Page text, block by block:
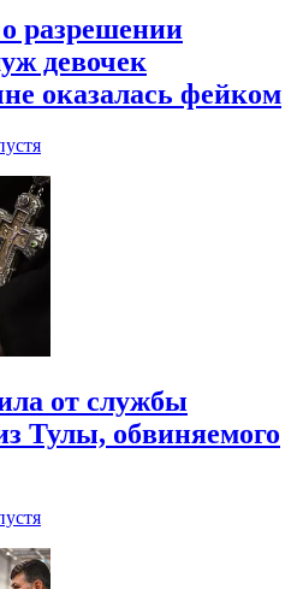
разрешении
девочек
оказалась фейком
от службы
Тулы, обвиняемого